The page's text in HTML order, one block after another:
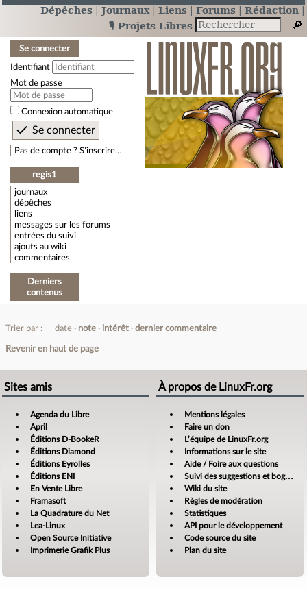
Dépêches Journaux Liens Forums
Rédaction
🎙️ Projets Libres
Se connecter
Identifiant
Mot de passe
Connexion automatique
Pas de compte ? S’inscrire…
regis1
journaux
dépêches
liens
messages sur les forums
entrées du suivi
ajouts au wiki
commentaires
Derniers
contenus
Trier par : date note intérêt dernier commentaire
Revenir en haut de page
Sites amis
Agenda du Libre
April
Éditions D-BookeR
Éditions Diamond
Éditions Eyrolles
Éditions ENI
En Vente Libre
Framasoft
La Quadrature du Net
Lea-Linux
Open Source Initiative
Imprimerie Grafik Plus
À propos de LinuxFr.org
Mentions légales
Faire un don
L’équipe de LinuxFr.org
Informations sur le site
Aide / Foire aux questions
Suivi des suggestions et bogues
Wiki du site
Règles de modération
Statistiques
API pour le développement
Code source du site
Plan du site